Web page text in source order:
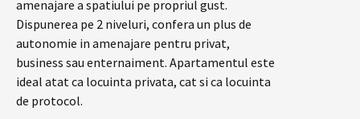
amenajare a spatiului pe propriul gust.
Dispunerea pe 2 niveluri, confera un plus de
autonomie in amenajare pentru privat,
business sau enternaiment. Apartamentul este
ideal atat ca locuinta privata, cat si ca locuinta
de protocol.